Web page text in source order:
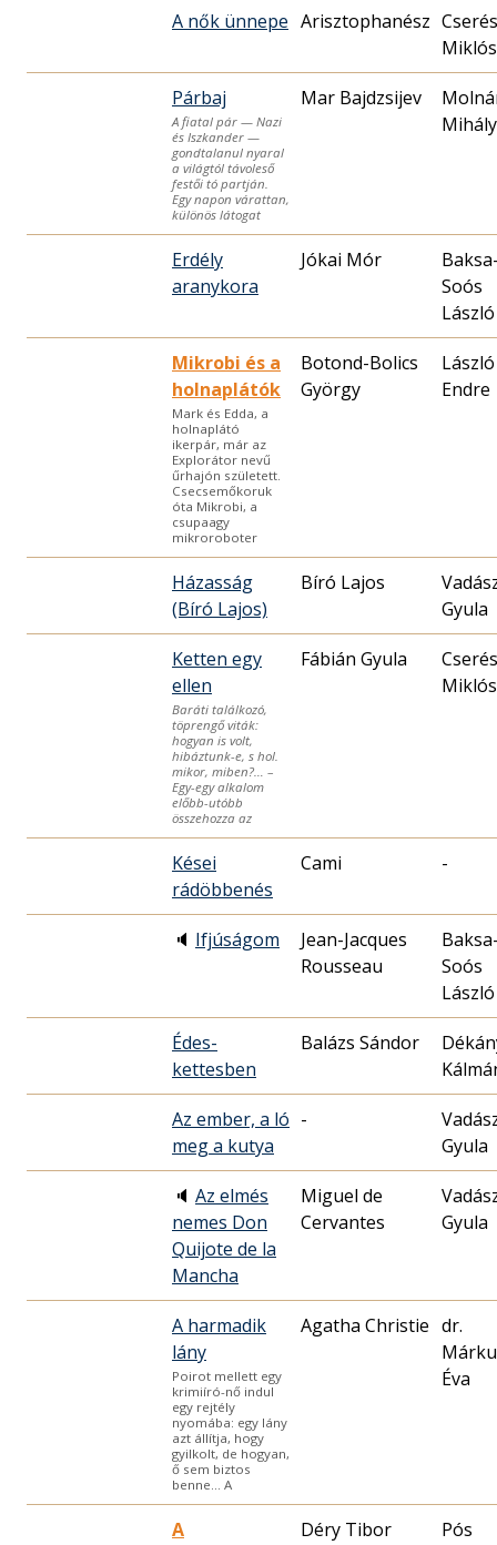
A nők ünnepe
Cserés
Párbaj
A fiatal pár — Nazi
és Iszkander —
gondtalanul nyaral
a világtól távoleső
festői tó partján.
Egy napon várattan,
különös látogat
Mar Bajdzsijev
Mihály
Erdély
aranykora
Jókai Mór
Soós
László
Mikrobi és a
holnaplátók
Mark és Edda, a
holnaplátó
ikerpár, már az
Explorátor nevű
űrhajón született.
Csecsemőkoruk
óta Mikrobi, a
csupaagy
mikroroboter
Botond-Bolics
György
László
Endre
Házasság
(Bíró Lajos)
Bíró Lajos
Gyula
Ketten egy
ellen
Baráti találkozó,
töprengő viták:
hogyan is volt,
hibáztunk-e, s hol.
mikor, miben?… –
Egy-egy alkalom
előbb-utóbb
összehozza az
Fábián Gyula
Cserés
Kései
rádöbbenés
Cami -
🔈 Ifjúságom
Jean-Jacques
Rousseau
Soós
László
Édes-
kettesben
Balázs Sándor
Az ember, a ló
meg a kutya
-
Gyula
🔈 Az elmés
nemes Don
Quijote de la
Mancha
Miguel de
Cervantes
Gyula
A harmadik
lány
Poirot mellett egy
krimiíró-nő indul
egy rejtély
nyomába: egy lány
azt állítja, hogy
gyilkolt, de hogyan,
ő sem biztos
benne… A
Agatha Christie dr.
Éva
A
Déry Tibor
Pós